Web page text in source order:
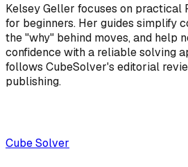
Kelsey Geller focuses on practical
for beginners. Her guides simplify
the "why" behind moves, and help
confidence with a reliable solving
follows CubeSolver's editorial
publishing.
Cube Solver